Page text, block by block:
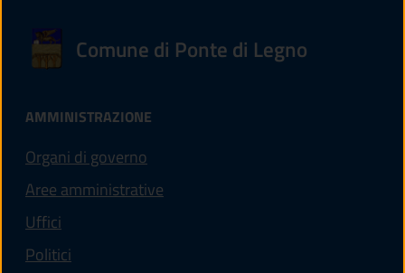
Comune di Ponte di Legno
AMMINISTRAZIONE
Organi di governo
Aree amministrative
Uffici
Politici